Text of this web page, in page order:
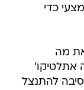
כדי
מה
אתלטיקו'
סיבה להתנצל